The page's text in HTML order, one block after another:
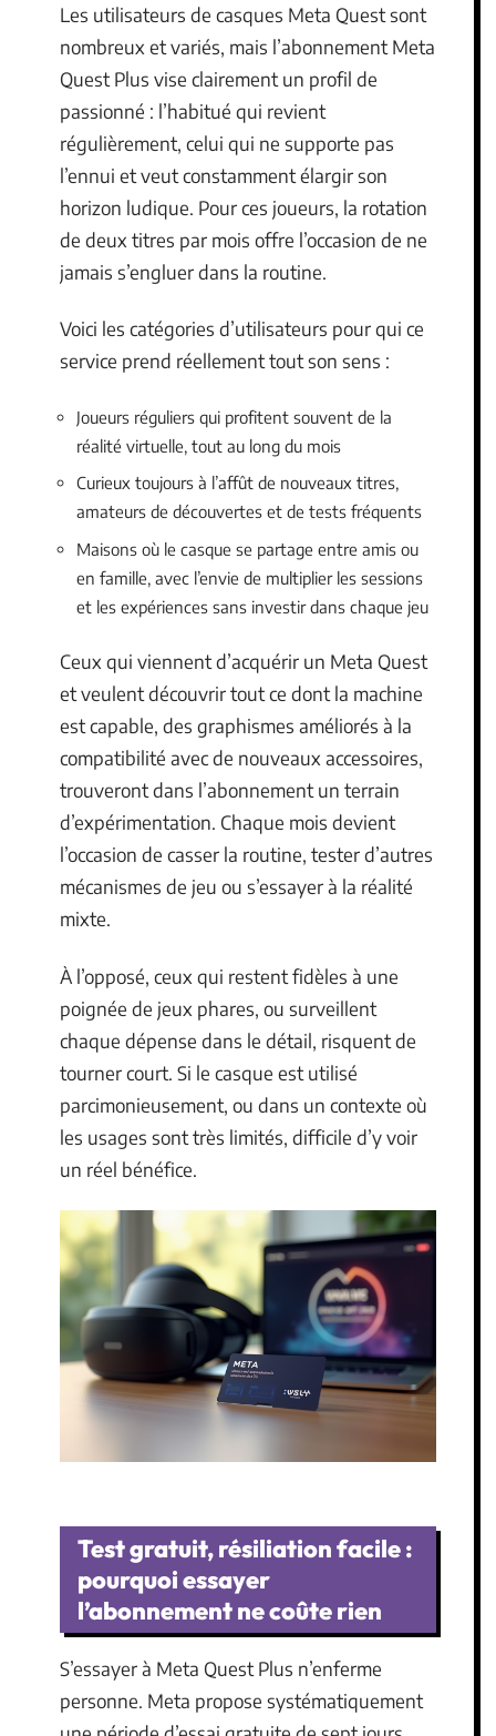
Les utilisateurs de casques Meta Quest sont
nombreux et variés, mais l’abonnement Meta
Quest Plus vise clairement un profil de
passionné : l’habitué qui revient
régulièrement, celui qui ne supporte pas
l’ennui et veut constamment élargir son
horizon ludique. Pour ces joueurs, la rotation
de deux titres par mois offre l’occasion de ne
jamais s’engluer dans la routine.
Voici les catégories d’utilisateurs pour qui ce
service prend réellement tout son sens :
Joueurs réguliers qui profitent souvent de la
réalité virtuelle, tout au long du mois
Curieux toujours à l’affût de nouveaux titres,
amateurs de découvertes et de tests fréquents
Maisons où le casque se partage entre amis ou
en famille, avec l’envie de multiplier les sessions
et les expériences sans investir dans chaque jeu
Ceux qui viennent d’acquérir un Meta Quest
et veulent découvrir tout ce dont la machine
est capable, des graphismes améliorés à la
compatibilité avec de nouveaux accessoires,
trouveront dans l’abonnement un terrain
d’expérimentation. Chaque mois devient
l’occasion de casser la routine, tester d’autres
mécanismes de jeu ou s’essayer à la réalité
mixte.
À l’opposé, ceux qui restent fidèles à une
poignée de jeux phares, ou surveillent
chaque dépense dans le détail, risquent de
tourner court. Si le casque est utilisé
parcimonieusement, ou dans un contexte où
les usages sont très limités, difficile d’y voir
un réel bénéfice.
Test gratuit, résiliation facile :
pourquoi essayer
l’abonnement ne coûte rien
S’essayer à Meta Quest Plus n’enferme
personne. Meta propose systématiquement